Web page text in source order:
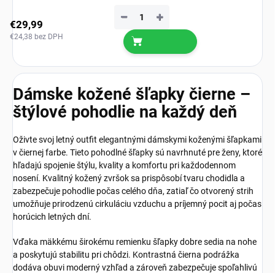
€29,99
€24,38 bez DPH
+
−
Dámske kožené šľapky čierne –
štýlové pohodlie na každý deň
Oživte svoj letný outfit elegantnými dámskymi koženými šľapkami
v čiernej farbe. Tieto pohodlné šľapky sú navrhnuté pre ženy, ktoré
hľadajú spojenie štýlu, kvality a komfortu pri každodennom
nosení. Kvalitný kožený zvršok sa prispôsobí tvaru chodidla a
zabezpečuje pohodlie počas celého dňa, zatiaľ čo otvorený strih
umožňuje prirodzenú cirkuláciu vzduchu a príjemný pocit aj počas
horúcich letných dní.
Vďaka mäkkému širokému remienku šľapky dobre sedia na nohe
a poskytujú stabilitu pri chôdzi. Kontrastná čierna podrážka
dodáva obuvi moderný vzhľad a zároveň zabezpečuje spoľahlivú